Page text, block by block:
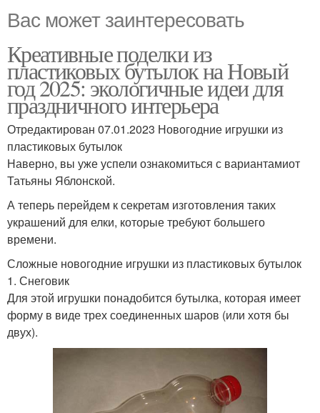
Вас может заинтересовать
Креативные поделки из
пластиковых бутылок на Новый
год 2025: экологичные идеи для
праздничного интерьера
Отредактирован 07.01.2023 Новогодние игрушки из
пластиковых бутылок
Наверно, вы уже успели ознакомиться с вариантамиот
Татьяны Яблонской.
А теперь перейдем к секретам изготовления таких
украшений для елки, которые требуют большего
времени.
Сложные новогодние игрушки из пластиковых бутылок
1. Снеговик
Для этой игрушки понадобится бутылка, которая имеет
форму в виде трех соединенных шаров (или хотя бы
двух).